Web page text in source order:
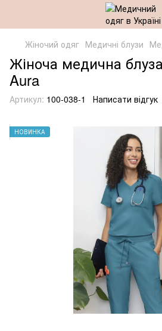
Жіночий одяг Медичні блузи
Жіноча медична
Aura
Артикул: 100-038-1 Написати відгук
НОВИНКА